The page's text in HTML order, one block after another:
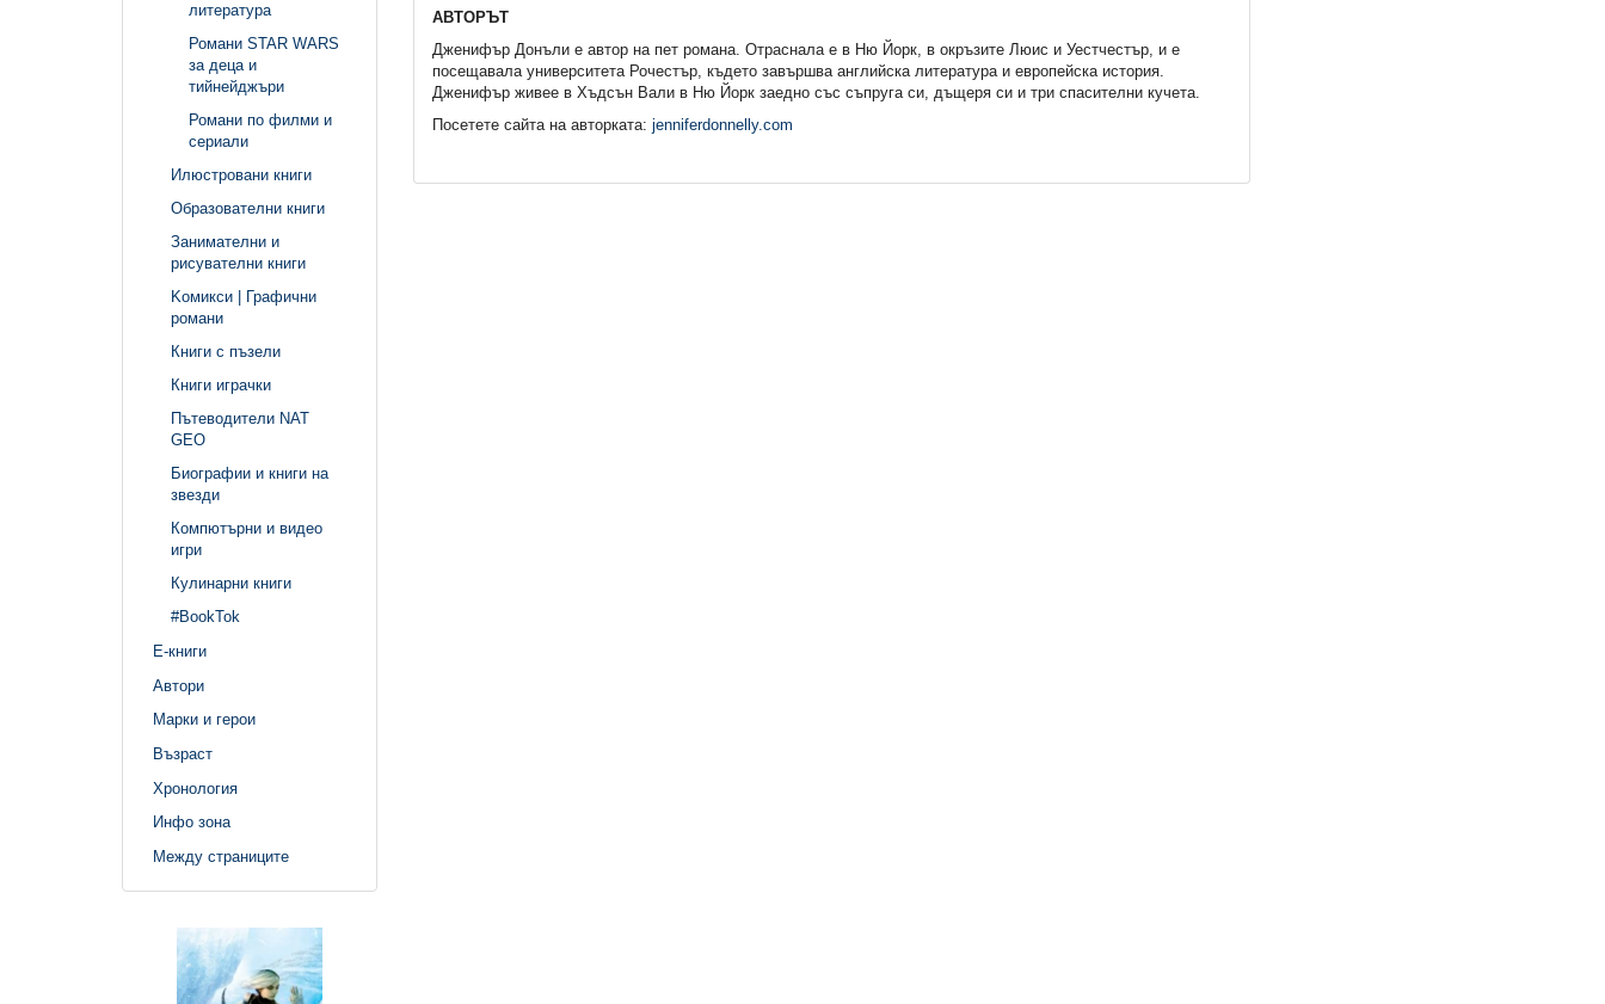
литература
Романи STAR WARS
за деца и
тийнейджъри
Романи по филми и
сериали
Илюстровани книги
Образователни книги
Занимателни и
рисувателни книги
Kомикси | Графични
романи
Книги с пъзели
Книги играчки
Пътеводители NAT
GEO
Биографии и книги на
звезди
Компютърни и видео
игри
Кулинарни книги
#BookTok
Е-книги
Автори
Марки и герои
Възраст
Хронология
Инфо зона
Между страниците
АВТОРЪТ
Дженифър Донъли е автор на пет романа. Отраснала е в Ню Йорк, в окръзите Люис и Уестчестър, и е
посещавала университета Рочестър, където завършва английска литература и европейска история.
Дженифър живее в Хъдсън Вали в Ню Йорк заедно със съпруга си, дъщеря си и три спасителни кучета.
Посетете сайта на авторката: jenniferdonnelly.com